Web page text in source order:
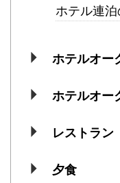
ホテル連
ホテルオー
ホテルオー
レストラン
夕食